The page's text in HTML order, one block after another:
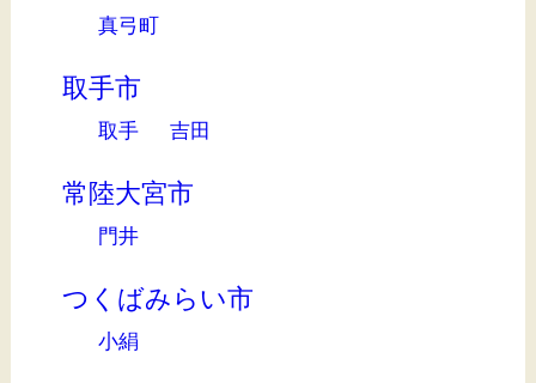
真弓町
取手市
取手 吉田
常陸大宮市
門井
つくばみらい市
小絹